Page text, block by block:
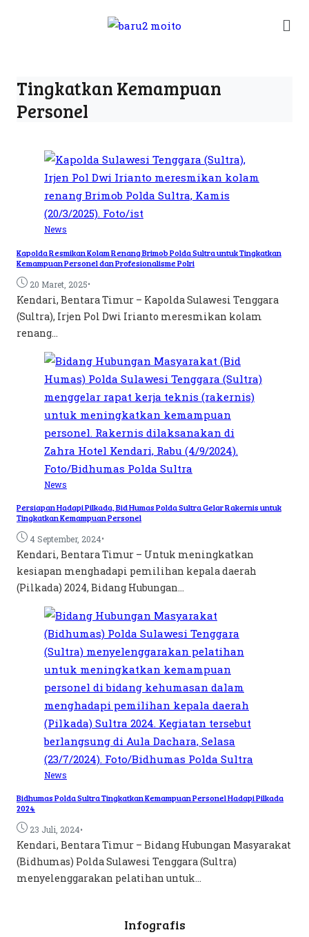
Tingkatkan Kemampuan
Personel
News
Kapolda Resmikan Kolam Renang Brimob Polda Sultra untuk Tingkatkan
Kemampuan Personel dan Profesionalisme Polri
20 Maret, 2025•
Kendari, Bentara Timur – Kapolda Sulawesi Tenggara
(Sultra), Irjen Pol Dwi Irianto meresmikan kolam
renang...
News
Persiapan Hadapi Pilkada, Bid Humas Polda Sultra Gelar Rakernis untuk
Tingkatkan Kemampuan Personel
4 September, 2024•
Kendari, Bentara Timur – Untuk meningkatkan
kesiapan menghadapi pemilihan kepala daerah
(Pilkada) 2024, Bidang Hubungan...
News
Bidhumas Polda Sultra Tingkatkan Kemampuan Personel Hadapi Pilkada
2024
23 Juli, 2024•
Kendari, Bentara Timur – Bidang Hubungan Masyarakat
(Bidhumas) Polda Sulawesi Tenggara (Sultra)
menyelenggarakan pelatihan untuk...
Infografis